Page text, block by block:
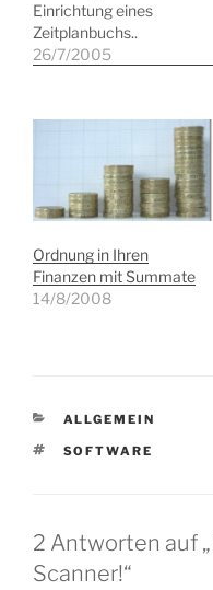
Einrichtung eines
Zeitplanbuchs..
26/7/2005
Ordnung in Ihren
Finanzen mit Summate
14/8/2008
KATEGORIEN
ALLGEMEIN
SCHLAGWÖRTER
SOFTWARE
2 Antworten auf
Scanner!“